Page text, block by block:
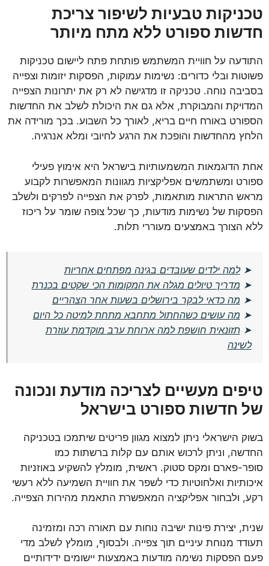
טכניקות טבעיות לשיפור צריכת
חדשות ספורט ללא מתח מיותר
התודעה על חוויית המשתמש פותחת פתח ליישום טכניקות
פשוטות ובלי כדורים: נשימות עמוקות, הפסקות יזומות וצפייה
בסביבה נוחה. טכניקה זו מדגישה לא רק את יתרונות הצפייה
המדויקת והמבוקרת, אלא גם את היכולת לשלב את החדשות
הספורט באורח חיים בריא, לאורך כל השבוע. בכך מורידה את
הלחץ מהחדשות והופכת את הרגע לחיובי ומלא אנרגיה.
אחת הדוגמאות המשמעותיות בישראל היא אימוץ פעילי
ספורט ומשתמשים אפליקציות מגוונות המאפשרות לקבוע
מראש התראות מותאמות, לפרק את הצפייה לפרקים ולשלב
הפסקות של נשימות מודעות, כך שכל צופה שומר על ריכוז
ללא הצורך באמצעים מעוררי תלות.
➤למה ילדים שעובדים בגינה מפתחים אחריות
➤ מדריך טיולים מגלה את המקומות הכי שקטים בכנרת
➤ מה כדאי לבקר בירושלים בשעות אחר הצהריים
➤ מה עושים כשהחתול מתחבא מתחת למיטה כל היום
➤תזונאית חושפת למה ארוחת ערב מוקדמת עוזרת
לשינה
טיפים מעשיים לצריכה מודעת ונכונה
של חדשות ספורט בישראל
בשוק הישראלי ניתן למצוא מגוון פריטים שיתמכו בטכניקה
החדשה, וניתן לרכוש אותם עם קלות ברשתות כמו
סופר-פארם ומקס סטוק. ראשית, מומלץ להשקיע באוזניות
איכותיות ואלחוטיות כדי לשפר את חוויית השמיעה ללא רעשי
רקע, ולבחור אפליקציה המאפשרת התאמת מהירות הצפייה.
שנית, יצירת פינות ישיבה נוחות עם תאורה רכה ומזמינה
תעודד מנוחת עיניים תוך צפייה. ולבסוף, מומלץ לשלב מדי
פעם הפסקות נשימה מודעות באמצעות יישומים ידידותיים